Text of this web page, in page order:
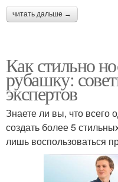
читать дальше →
Как стильно
рубашку:
экспертов
Знаете ли вы, что всего
создать более 5
лишь воспользоваться